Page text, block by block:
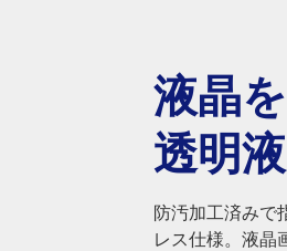
液晶
透明
防汚加工済みで
レス仕様。液晶